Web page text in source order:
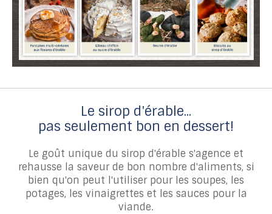
Le sirop d'érable...
pas seulement bon en dessert!
Le goût unique du sirop d'érable s'agence et
rehausse la saveur de bon nombre d'aliments, si
bien qu'on peut l'utiliser pour les soupes, les
potages, les vinaigrettes et les sauces pour la
viande.